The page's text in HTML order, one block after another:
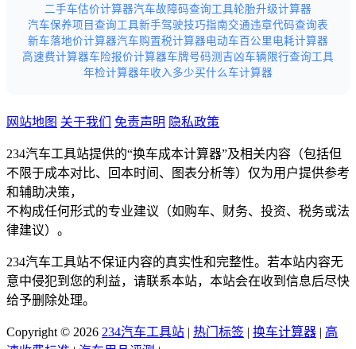
二手车估价计算器汽车故障码查询工具轮胎升级计算器
汽车保养项目查询工具新手驾驶技巧指南交通违章代码查询表
新车落地价计算器汽车购置税计算器电动车百公里电耗计算器
高速费计算器车险报价计算器车牌号码测吉凶车辆限行查询工具
年检计算器年收入多少买什么车计算器
网站地图 关于我们 免责声明 隐私政策
234汽车工具站提供的“换车成本计算器”及相关内容（包括但
不限于成本对比、回本时间、图表分析等）仅为用户提供参考
和辅助决策，
不构成任何形式的专业建议（如购车、财务、投资、税务或法
律建议）。
234汽车工具站不保证内容的真实性和完整性。若本站内容无
意中侵犯到您的利益，请联系本站，本站会在收到信息后尽快
给予删除处理。
Copyright © 2026 234汽车工具站 | 热门标签 | 换车计算器 | 高